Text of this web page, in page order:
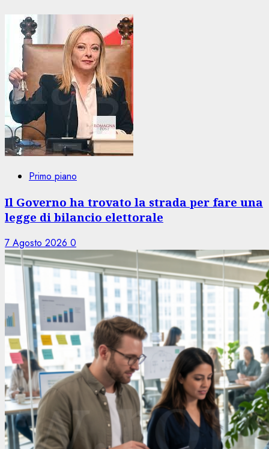
Primo piano
Il Governo ha trovato la strada per fare una
legge di bilancio elettorale
7 Agosto 2026 0